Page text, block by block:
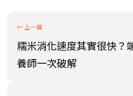
糯米消化速度其實很快？
養師一次破解